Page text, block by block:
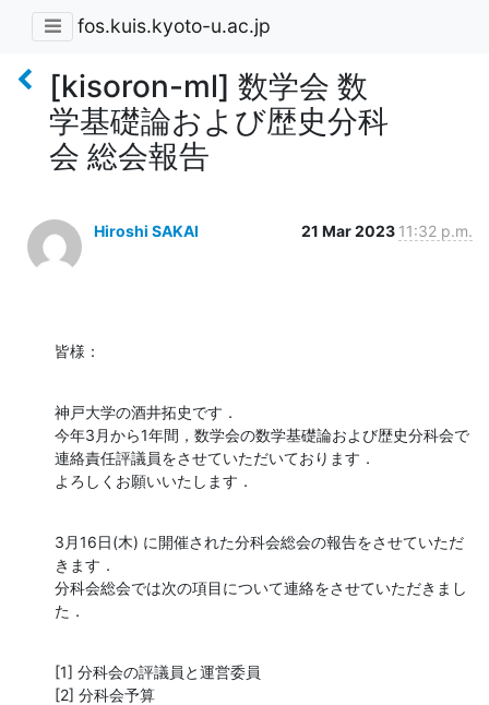
fos.kuis.kyoto-u.ac.jp
[kisoron-ml] 数学会 数
学基礎論および歴史分科
会 総会報告
Hiroshi SAKAI 21 Mar 2023 11:32 p.m.
皆様：
神戸大学の酒井拓史です．
今年3月から1年間，数学会の数学基礎論および歴史分科会で
連絡責任評議員をさせていただいております．
よろしくお願いいたします．
3月16日(木) に開催された分科会総会の報告をさせていただ
きます．
分科会総会では次の項目について連絡をさせていただきまし
た．
[1] 分科会の評議員と運営委員
[2] 分科会予算